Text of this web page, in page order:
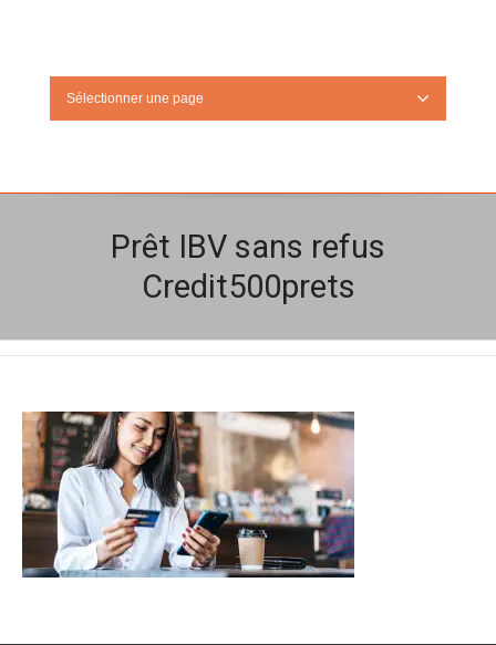
Sélectionner une page
Prêt IBV sans refus
Credit500prets